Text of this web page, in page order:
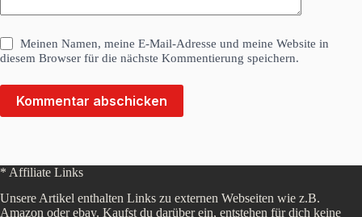
Meinen Namen, meine E-Mail-Adresse und meine Website in
diesem Browser für die nächste Kommentierung speichern.
Kommentar abschicken
* Affiliate Links
Unsere Artikel enthalten Links zu externen Webseiten wie z.B.
Amazon oder ebay. Kaufst du darüber ein, entstehen für dich keine